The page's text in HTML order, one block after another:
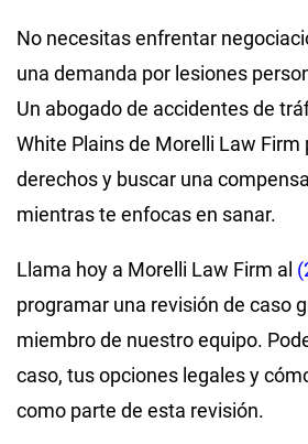
No necesitas enfrentar
una demanda por lesiones
Un abogado de accidentes de
White Plains de Morelli Law
derechos y buscar una
mientras te enfocas en sanar.
Llama hoy a Morelli Law Firm al
programar una revisión de caso
miembro de nuestro equipo.
caso, tus opciones legales y
como parte de esta revisión.